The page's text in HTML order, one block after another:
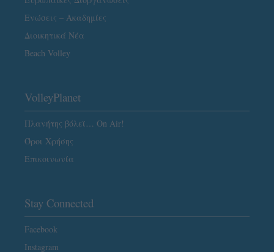
Ενώσεις – Ακαδημίες
Διοικητικά Νέα
Beach Volley
VolleyPlanet
Πλανήτης βόλεϊ… On Air!
Όροι Χρήσης
Επικοινωνία
Stay Connected
Facebook
Instagram